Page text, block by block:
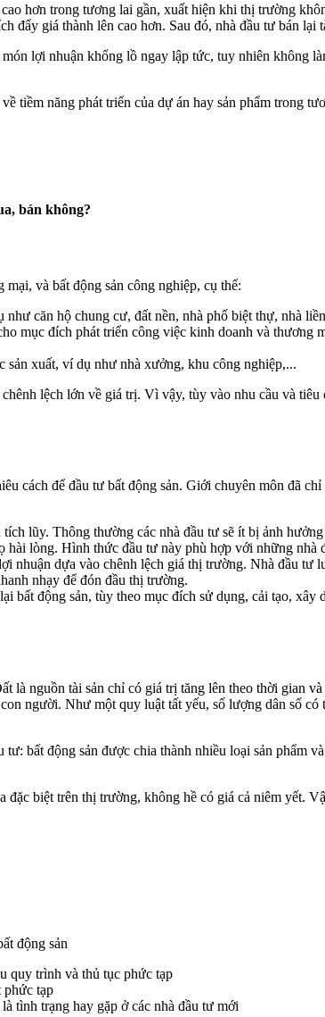
hơn trong tương lai gần, xuất hiện khi thị trường
đẩy giá thành lên cao hơn. Sau đó, nhà đầu tư bán lại
lợi nhuận khổng lồ ngay lập tức, tuy nhiên không
tiềm năng phát triển của dự án hay sản phẩm trong
bán không?
và bất động sản công nghiệp, cụ thể:
căn hộ chung cư, đất nền, nhà phố biệt thự, nhà
mục đích phát triển công việc kinh doanh và
sản xuất, ví dụ như nhà xưởng, khu công nghiệp,...
lệch lớn về giá trị. Vì vậy, tùy vào nhu cầu và
cách để đầu tư bất động sản. Giới chuyên môn đã
lũy. Thông thường các nhà đầu tư sẽ ít bị ảnh
lòng. Hình thức đầu tư này phù hợp với những
nhuận dựa vào chênh lệch giá thị trường. Nhà đầu tư
nhạy để đón đầu thị trường.
bất động sản, tùy theo mục đích sử dụng, cải tạo,
nguồn tài sản chỉ có giá trị tăng lên theo thời gian
người. Như một quy luật tất yếu, số lượng dân số
bất động sản được chia thành nhiều loại sản phẩm
biệt trên thị trường, không hề có giá cả niêm yết.
động sản
quy trình và thủ tục phức tạp
phức tạp
tình trạng hay gặp ở các nhà đầu tư mới